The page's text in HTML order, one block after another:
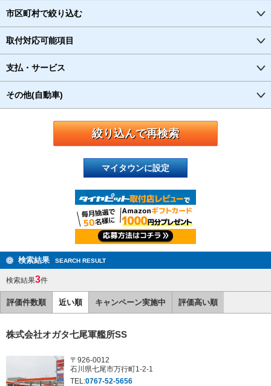
市区町村で絞り込む
取付対応可能項目
支払・サービス
その他(自動車)
マイタウンに設定
検索結果 SEARCH RESULT
検索結果3件
評価件数順 近い順 キャンペーン実施中 評価高い順
株式会社オガタ七尾軍艦所SS
〒926-0012
石川県七尾市万行町1-2-1
TEL:0767-52-5656